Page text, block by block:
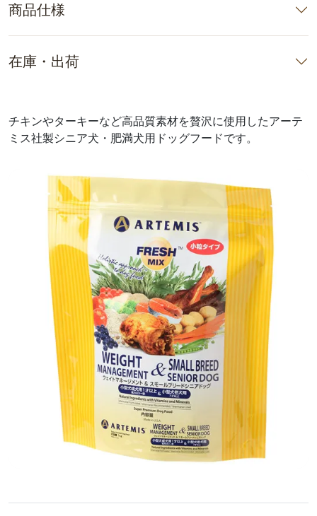
商品仕様
在庫・出荷
チキンやターキーなど高品質素材を贅沢に使用したアーテ
ミス社製シニア犬・肥満犬用ドッグフードです。